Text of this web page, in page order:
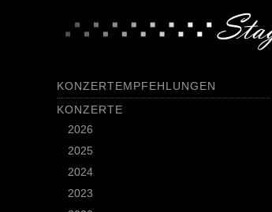
KONZERTEMPFEHLUNGEN
KONZERTE
2026
2025
2024
2023